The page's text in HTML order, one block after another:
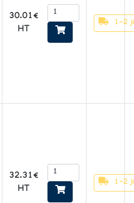
30.01€
HT
1-2
32.31€
HT
1-2